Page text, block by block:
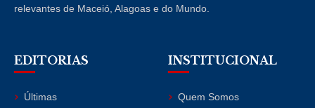
relevantes de Maceió, Alagoas e do Mundo.
EDITORIAS
Últimas
INSTITUCIONAL
Quem Somos